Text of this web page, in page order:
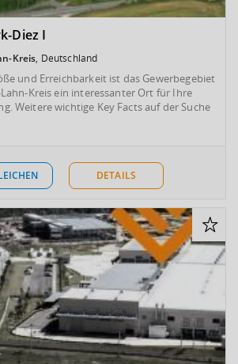
Diez I
Kreis, Deutschland
und Erreichbarkeit ist das Gewerbegebiet
Kreis ein interessanter Ort für Ihre
Weitere wichtige Key Facts auf der Suche
DETAILS